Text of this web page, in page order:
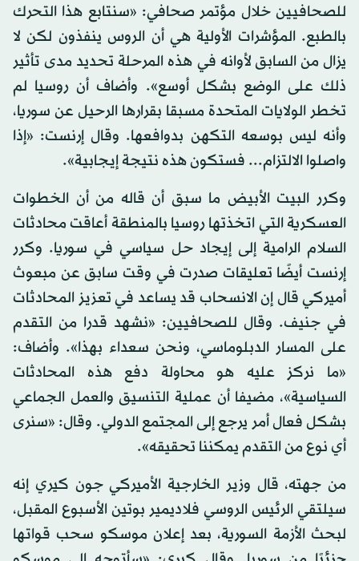
للصحافيين خلال مؤتمر صحافي: «سنتابع هذا التحرك
بالطبع. المؤشرات الأولية هي أن الروس ينفذون لكن لا
يزال من السابق لأوانه في هذه المرحلة تحديد مدى تأثير
ذلك على الوضع بشكل أوسع». وأضاف أن روسيا لم
تخطر الولايات المتحدة مسبقا بقرارها الرحيل عن سوريا،
وأنه ليس بوسعه التكهن بدوافعها. وقال إرنست: «إذا
واصلوا الالتزام... فستكون هذه نتيجة إيجابية».
وكرر البيت الأبيض ما سبق أن قاله من أن الخطوات
العسكرية التي اتخذتها روسيا بالمنطقة أعاقت محادثات
السلام الرامية إلى إيجاد حل سياسي في سوريا. وكرر
إرنست أيضًا تعليقات صدرت في وقت سابق عن مبعوث
أميركي قال إن الانسحاب قد يساعد في تعزيز المحادثات
في جنيف. وقال للصحافيين: «نشهد قدرا من التقدم
على المسار الدبلوماسي، ونحن سعداء بهذا». وأضاف:
«ما نركز عليه هو محاولة دفع هذه المحادثات
السياسية»، مضيفا أن عملية التنسيق والعمل الجماعي
بشكل فعال أمر يرجع إلى المجتمع الدولي. وقال: «سنرى
أي نوع من التقدم يمكننا تحقيقه».
من جهته، قال وزير الخارجية الأميركي جون كيري إنه
سيلتقي الرئيس الروسي فلاديمير بوتين الأسبوع المقبل،
لبحث الأزمة السورية، بعد إعلان موسكو سحب قواتها